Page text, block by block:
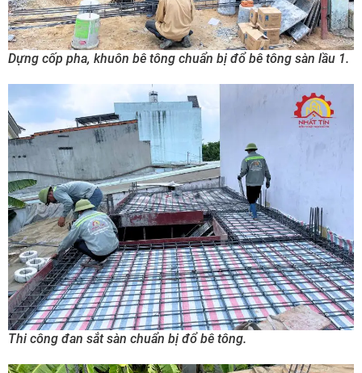
Dựng cốp pha, khuôn bê tông chuẩn bị đổ bê tông sàn lầu 1.
Thi công đan sắt sàn chuẩn bị đổ bê tông.